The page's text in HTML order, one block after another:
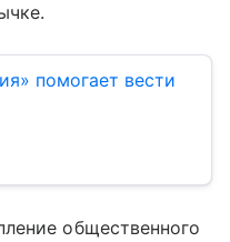
помогает вести
общественного